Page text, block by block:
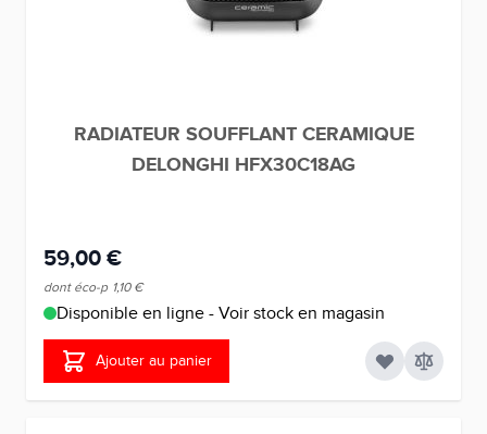
RADIATEUR SOUFFLANT CERAMIQUE
DELONGHI HFX30C18AG
59,00 €
dont éco-p 1,10 €
Disponible en ligne - Voir stock en magasin
Ajouter au panier